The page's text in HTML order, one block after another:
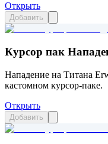
Открыть
Добавить
Курсор пак
Нападение на Титана
кастомном курсор-паке.
Открыть
Добавить